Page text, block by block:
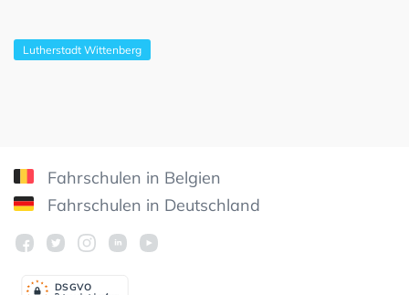
Lutherstadt Wittenberg
Fahrschulen in Belgien
Fahrschulen in Deutschland
DSGVO